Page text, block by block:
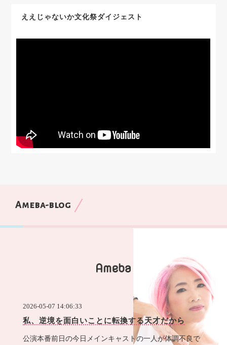
ええじゃないか文化祭ダイジェスト
Ameba-blog
2026-05-07 14:06:33
私、逆境を面白いことに転換する天才だから
公演本番前日の今日メインキャストの一人が体調不良で